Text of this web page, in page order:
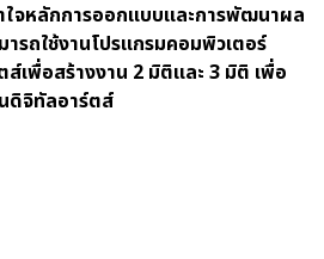
ใจหลักการออกแบบและการพัฒนาผล
รถใช้งานโปรแกรมคอมพิวเตอร์
เพื่อสร้างงาน 2 มิติและ 3 มิติ เพื่อ
ดิจิทัลอาร์ตส์